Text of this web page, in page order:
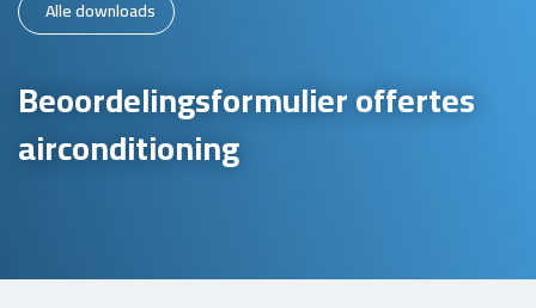
Alle downloads
Beoordelingsformulier offertes
airconditioning